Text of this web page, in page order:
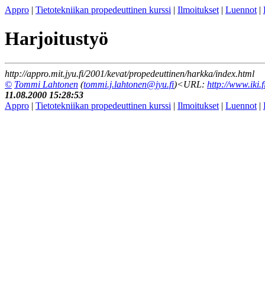
Appro | Tietotekniikan propedeuttinen kurssi | Ilmoitukset | Luennot |
Harjoitustyö
http://appro.mit.jyu.fi/2001/kevat/propedeuttinen/harkka/index.html
© Tommi Lahtonen (tommi.j.lahtonen@jyu.fi)<URL: http://
11.08.2000 15:28:53
Appro | Tietotekniikan propedeuttinen kurssi | Ilmoitukset | Luennot |